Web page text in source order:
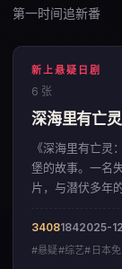
第一时间追新番
新上悬疑日剧
6 张
深海里有亡
《深海里有亡灵
堡的故事。一名
片，与潜伏多年
佳作。
34081842025-
#悬疑#综艺#日本